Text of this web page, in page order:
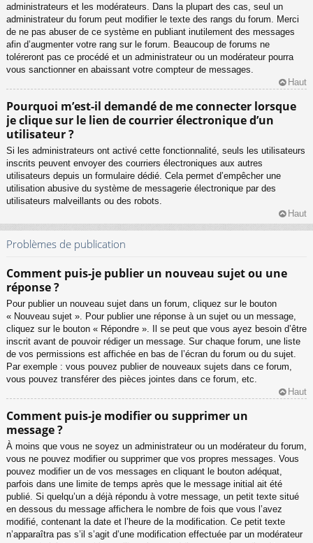
administrateurs et les modérateurs. Dans la plupart des cas, seul un
administrateur du forum peut modifier le texte des rangs du forum. Merci
de ne pas abuser de ce système en publiant inutilement des messages
afin d’augmenter votre rang sur le forum. Beaucoup de forums ne
toléreront pas ce procédé et un administrateur ou un modérateur pourra
vous sanctionner en abaissant votre compteur de messages.
Haut
Pourquoi m’est-il demandé de me connecter lorsque
je clique sur le lien de courrier électronique d’un
utilisateur ?
Si les administrateurs ont activé cette fonctionnalité, seuls les utilisateurs
inscrits peuvent envoyer des courriers électroniques aux autres
utilisateurs depuis un formulaire dédié. Cela permet d’empêcher une
utilisation abusive du système de messagerie électronique par des
utilisateurs malveillants ou des robots.
Haut
Problèmes de publication
Comment puis-je publier un nouveau sujet ou une
réponse ?
Pour publier un nouveau sujet dans un forum, cliquez sur le bouton
« Nouveau sujet ». Pour publier une réponse à un sujet ou un message,
cliquez sur le bouton « Répondre ». Il se peut que vous ayez besoin d’être
inscrit avant de pouvoir rédiger un message. Sur chaque forum, une liste
de vos permissions est affichée en bas de l’écran du forum ou du sujet.
Par exemple : vous pouvez publier de nouveaux sujets dans ce forum,
vous pouvez transférer des pièces jointes dans ce forum, etc.
Haut
Comment puis-je modifier ou supprimer un
message ?
À moins que vous ne soyez un administrateur ou un modérateur du forum,
vous ne pouvez modifier ou supprimer que vos propres messages. Vous
pouvez modifier un de vos messages en cliquant le bouton adéquat,
parfois dans une limite de temps après que le message initial ait été
publié. Si quelqu’un a déjà répondu à votre message, un petit texte situé
en dessous du message affichera le nombre de fois que vous l’avez
modifié, contenant la date et l’heure de la modification. Ce petit texte
n’apparaîtra pas s’il s’agit d’une modification effectuée par un modérateur